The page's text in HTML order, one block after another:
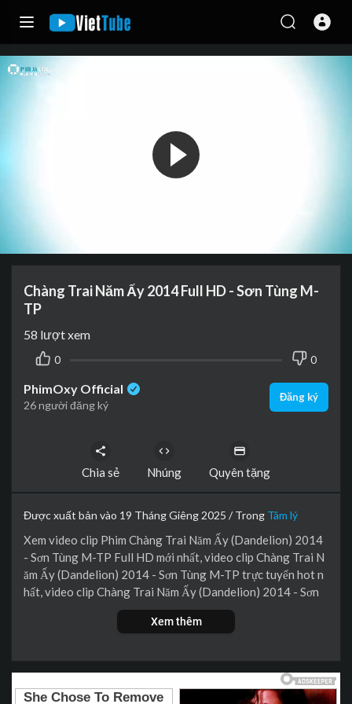
Chàng Trai Năm Ấy 2014 Full HD - Sơn Tùng M-
TP
0 0
58 lượt xem
PhimOxy Official
26 người đăng ký
Đăng ký
Chia sẻ Nhúng Quyên tặng
Được xuất bản vào 19 Tháng Giêng 2025 / Trong Tâm lý
Xem video clip Phim Chàng Trai Năm Ấy (Dandelion) 2014
- Sơn Tùng M-TP Full HD mới nhất, video clip Chàng Trai N
ăm Ấy (Dandelion) 2014 - Sơn Tùng M-TP trực tuyến hot n
hất, video clip Chàng Trai Năm Ấy (Dandelion) 2014 - Sơn
Tùng M-TP online hay nhất.
y) nhí nhố, ngây ngô, Phạm Quỳnh Băng (Phạm Quỳnh Anh)
điệu đà với slogan "Chả sợ gì, chỉ sợ già", Sky (Hari Won) - m
Xem thêm